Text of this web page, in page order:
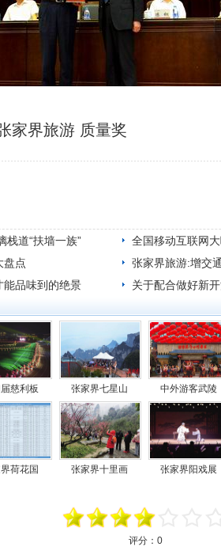
家界旅游 质量奖
栈道“扶墙一族”
全国移动互联网
盘点
张家界旅游:增交
能品味到的绝景
关于配合做好新
慈利板 张家界七星山 中外游客武陵
荷花国 张家界十里画 张家界阳戏展
评分： 0